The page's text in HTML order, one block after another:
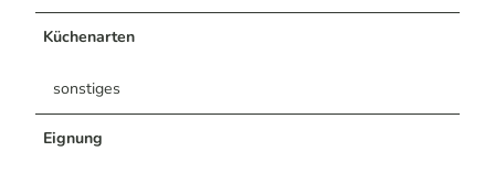
Küchenarten
sonstiges
Eignung